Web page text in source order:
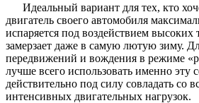
Идеальный вариант для тех, кто
двигатель своего автомобиля
испаряется под воздействием высоких
замерзает даже в самую лютую зиму.
передвижений и вождения в режиме
лучше всего использовать именно эту
действительно под силу совладать со
интенсивных двигательных нагрузок.